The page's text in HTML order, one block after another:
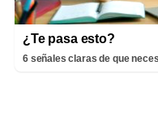
¿Te pasa esto?
6 señales claras de que